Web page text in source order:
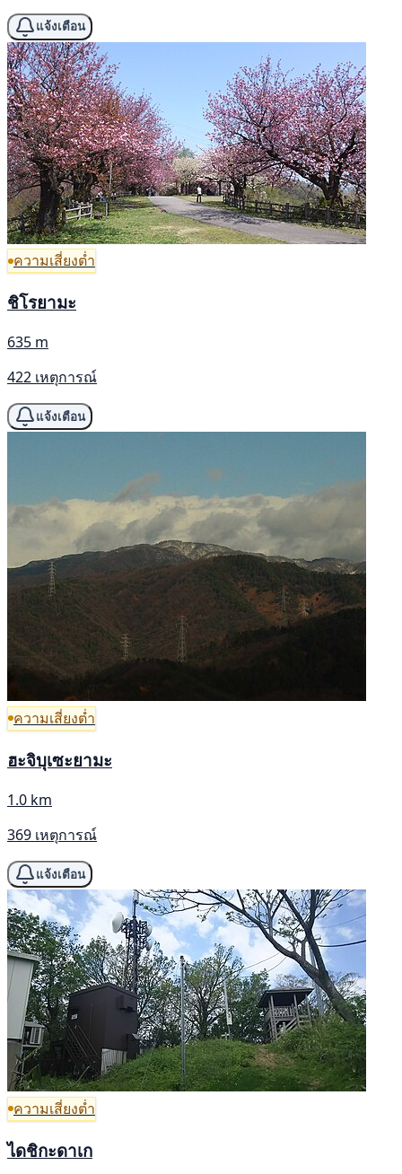
แจ้งเตือน
ความเสี่ยงต่ำ
ชิโรยามะ
635 m
422 เหตุการณ์
แจ้งเตือน
ความเสี่ยงต่ำ
ฮะจิบุเซะยามะ
1.0 km
369 เหตุการณ์
แจ้งเตือน
ความเสี่ยงต่ำ
ไดชิกะดาเก